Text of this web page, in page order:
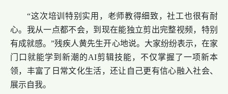
“这次培训特别实用，老师教得细致，社工也很有耐
心。我从一点都不会，到现在能独立剪出完整视频，特别
有成就感。”残疾人黄先生开心地说。大家纷纷表示，在家
门口就能学到新潮的AI剪辑技能，不仅掌握了一项新本
领，丰富了日常文化生活，还让自己更有信心融入社会、
展示自我。